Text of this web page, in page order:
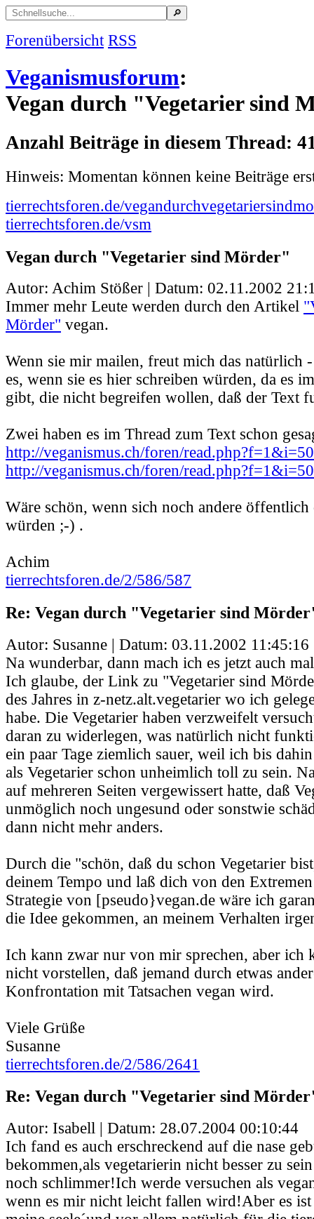
Forenübersicht RSS
Veganismusforum:
Vegan durch "Vegetarier sind
Anzahl Beiträge in diesem Thread:
Hinweis: Momentan können keine Beiträge
tierrechtsforen.de/
tierrechtsforen.de/vsm
Vegan durch "Vegetarier sind Mörder"
Autor: Achim Stößer | Datum: 02.11.2002
Immer mehr Leute werden durch den Artikel
Mörder" vegan.
Wenn sie mir mailen, freut mich das natürlich -
es, wenn sie es hier schreiben würden, da es
gibt, die nicht begreifen wollen, daß der Text
Zwei haben es im Thread zum Text schon
http://veganismus.ch/foren/
http://veganismus.ch/foren/
Wäre schön, wenn sich noch andere öffentlich
würden ;-) .
Achim
tierrechtsforen.de/2/586/587
Re: Vegan durch "Vegetarier sind
Autor: Susanne | Datum: 03.11.2002 11:45:16
Na wunderbar, dann mach ich es jetzt auch
Ich glaube, der Link zu "Vegetarier sind
des Jahres in z-netz.alt.vegetarier wo ich
habe. Die Vegetarier haben verzweifelt
daran zu widerlegen, was natürlich nicht
ein paar Tage ziemlich sauer, weil ich bis
als Vegetarier schon unheimlich toll zu sein.
auf mehreren Seiten vergewissert hatte, daß
unmöglich noch ungesund oder sonstwie
dann nicht mehr anders.
Durch die "schön, daß du schon Vegetarier
deinem Tempo und laß dich von den
Strategie von [pseudo}vegan.de wäre ich
die Idee gekommen, an meinem Verhalten
Ich kann zwar nur von mir sprechen, aber ich
nicht vorstellen, daß jemand durch etwas
Konfrontation mit Tatsachen vegan wird.
Viele Grüße
Susanne
tierrechtsforen.de/2/586/2641
Re: Vegan durch "Vegetarier sind
Autor: Isabell | Datum: 28.07.2004 00:10:44
Ich fand es auch erschreckend auf die nase
bekommen,als vegetarierin nicht besser zu
noch schlimmer!Ich werde versuchen als
wenn es mir nicht leicht fallen wird!Aber es